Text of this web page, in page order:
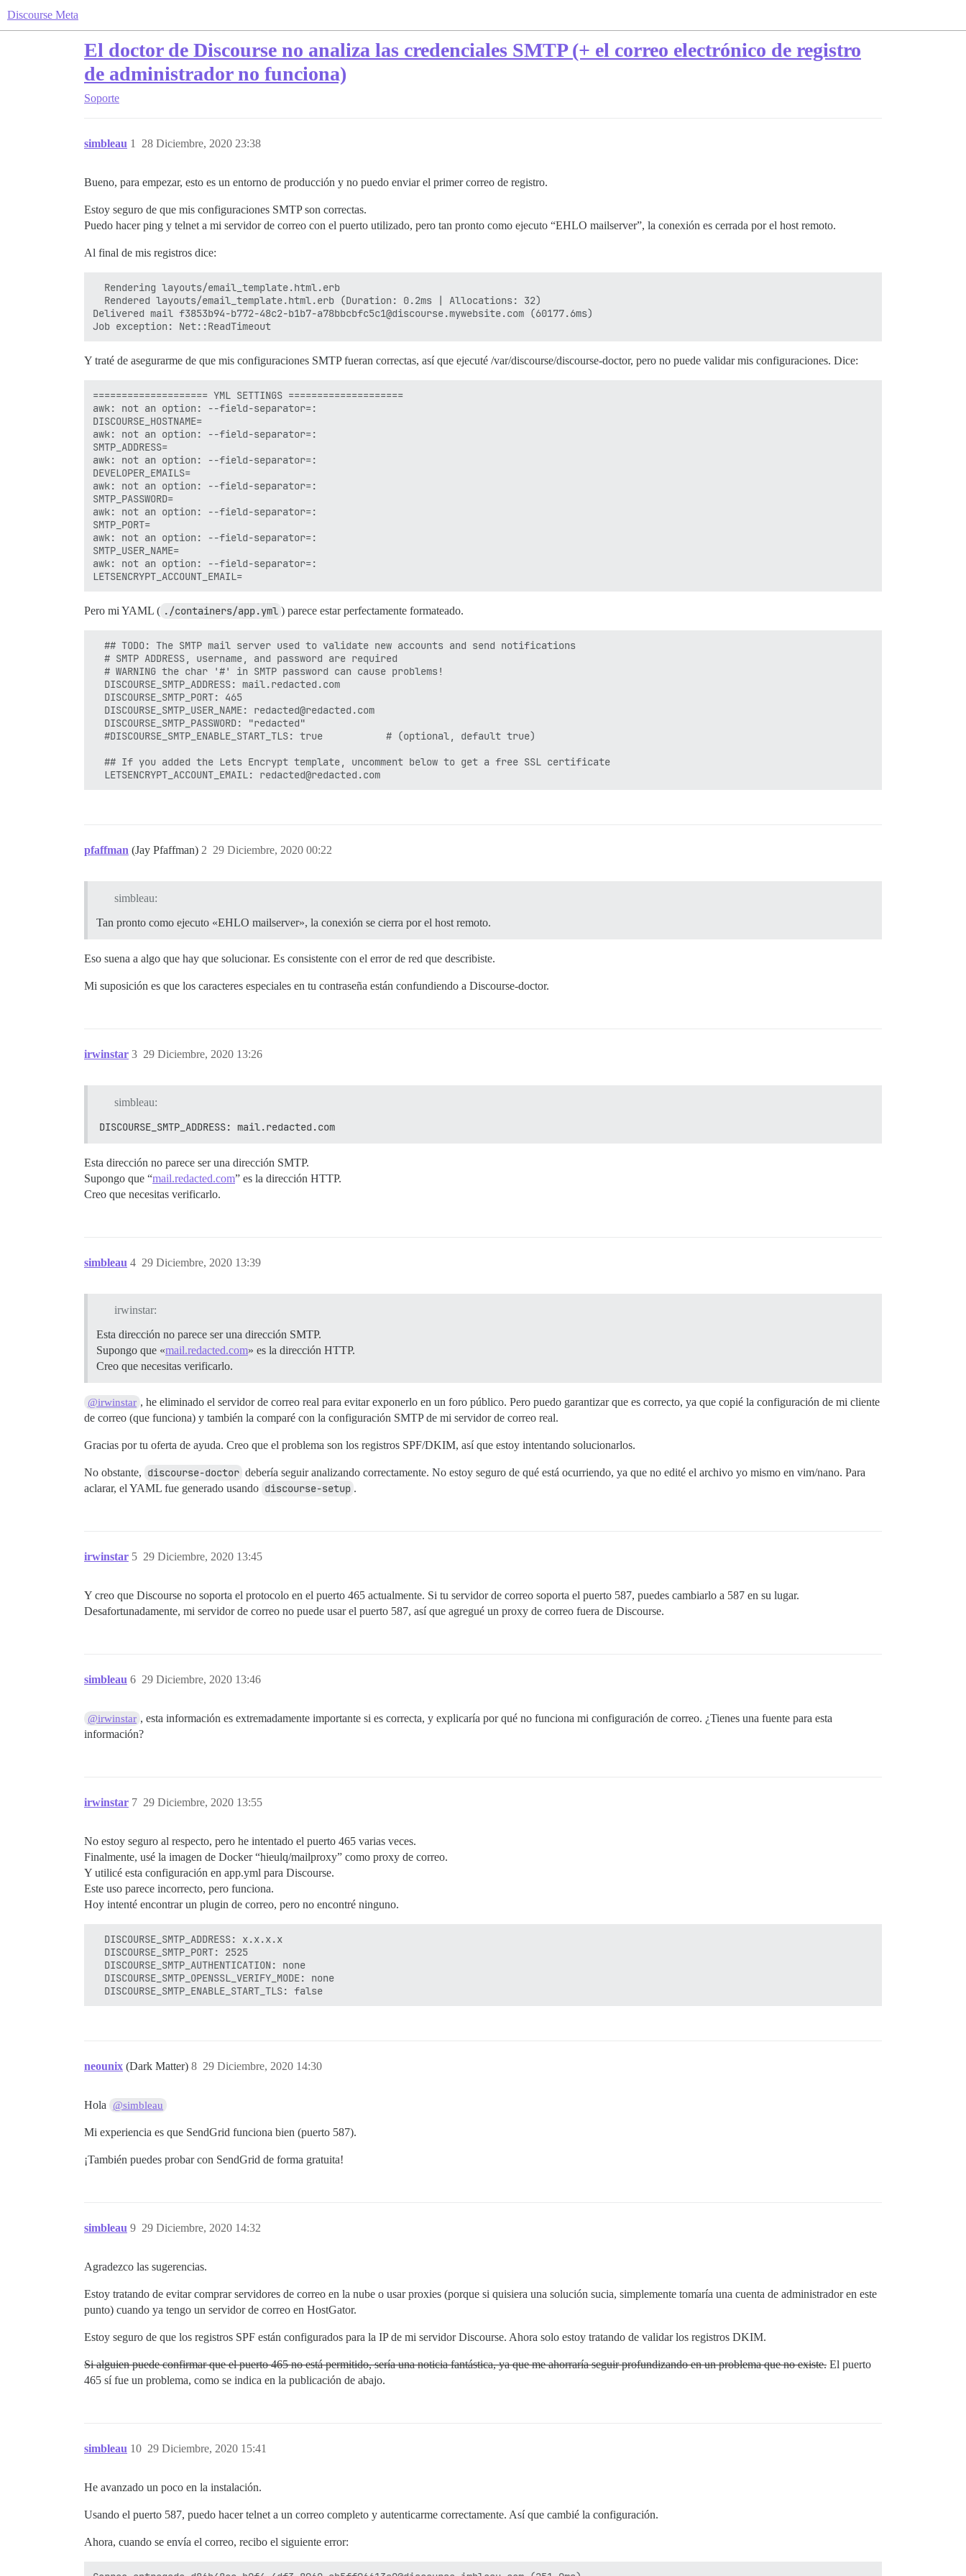
Discourse Meta
El doctor de Discourse no analiza las credenciales SMTP (+ el correo electrónico de registro
de administrador no funciona)
Soporte
simbleau 28 Diciembre, 2020 23:38
1
Bueno, para empezar, esto es un entorno de producción y no puedo enviar el primer correo de registro.
Estoy seguro de que mis configuraciones SMTP son correctas.
Puedo hacer ping y telnet a mi servidor de correo con el puerto utilizado, pero tan pronto como ejecuto “EHLO mailserver”, la conexión es cerrada por el host remoto.
Al final de mis registros dice:
  Rendering layouts/email_template.html.erb
  Rendered layouts/email_template.html.erb (Duration: 0.2ms | Allocations: 32)
Delivered mail f3853b94-b772-48c2-b1b7-a78bbcbfc5c1@discourse.mywebsite.com (60177.6ms)
Y traté de asegurarme de que mis configuraciones SMTP fueran correctas, así que ejecuté /var/discourse/discourse-doctor, pero no puede validar mis configuraciones. Dice:
==================== YML SETTINGS ====================
awk: not an option: --field-separator=:
DISCOURSE_HOSTNAME=
awk: not an option: --field-separator=:
SMTP_ADDRESS=
awk: not an option: --field-separator=:
DEVELOPER_EMAILS=
awk: not an option: --field-separator=:
SMTP_PASSWORD=
awk: not an option: --field-separator=:
SMTP_PORT=
awk: not an option: --field-separator=:
SMTP_USER_NAME=
awk: not an option: --field-separator=:
Pero mi YAML ( ./containers/app.yml ) parece estar perfectamente formateado.
  ## TODO: The SMTP mail server used to validate new accounts and send notifications
  # SMTP ADDRESS, username, and password are required
  # WARNING the char '#' in SMTP password can cause problems!
  DISCOURSE_SMTP_ADDRESS: mail.redacted.com
  DISCOURSE_SMTP_PORT: 465
  DISCOURSE_SMTP_USER_NAME: redacted@redacted.com
  DISCOURSE_SMTP_PASSWORD: "redacted"
  #DISCOURSE_SMTP_ENABLE_START_TLS: true           # (optional, default true)
  ## If you added the Lets Encrypt template, uncomment below to get a free SSL certificate
pfaffman (Jay Pfaffman) 29 Diciembre, 2020 00:22
2
simbleau:
Tan pronto como ejecuto «EHLO mailserver», la conexión se cierra por el host remoto.
Eso suena a algo que hay que solucionar. Es consistente con el error de red que describiste.
Mi suposición es que los caracteres especiales en tu contraseña están confundiendo a Discourse-doctor.
irwinstar 29 Diciembre, 2020 13:26
3
simbleau:
DISCOURSE_SMTP_ADDRESS: mail.redacted.com
Esta dirección no parece ser una dirección SMTP.
Supongo que “mail.redacted.com” es la dirección HTTP.
Creo que necesitas verificarlo.
simbleau 29 Diciembre, 2020 13:39
4
irwinstar:
Esta dirección no parece ser una dirección SMTP.
Supongo que «mail.redacted.com» es la dirección HTTP.
Creo que necesitas verificarlo.
@irwinstar , he eliminado el servidor de correo real para evitar exponerlo en un foro público. Pero puedo garantizar que es correcto, ya que copié la configuración de mi cliente
de correo (que funciona) y también la comparé con la configuración SMTP de mi servidor de correo real.
Gracias por tu oferta de ayuda. Creo que el problema son los registros SPF/DKIM, así que estoy intentando solucionarlos.
No obstante, discourse-doctor debería seguir analizando correctamente. No estoy seguro de qué está ocurriendo, ya que no edité el archivo yo mismo en vim/nano. Para
aclarar, el YAML fue generado usando discourse-setup .
irwinstar 29 Diciembre, 2020 13:45
5
Y creo que Discourse no soporta el protocolo en el puerto 465 actualmente. Si tu servidor de correo soporta el puerto 587, puedes cambiarlo a 587 en su lugar.
Desafortunadamente, mi servidor de correo no puede usar el puerto 587, así que agregué un proxy de correo fuera de Discourse.
simbleau 29 Diciembre, 2020 13:46
6
@irwinstar , esta información es extremadamente importante si es correcta, y explicaría por qué no funciona mi configuración de correo. ¿Tienes una fuente para esta
información?
irwinstar 29 Diciembre, 2020 13:55
7
No estoy seguro al respecto, pero he intentado el puerto 465 varias veces.
Finalmente, usé la imagen de Docker “hieulq/mailproxy” como proxy de correo.
Y utilicé esta configuración en app.yml para Discourse.
Este uso parece incorrecto, pero funciona.
Hoy intenté encontrar un plugin de correo, pero no encontré ninguno.
  DISCOURSE_SMTP_ADDRESS: x.x.x.x
  DISCOURSE_SMTP_PORT: 2525
  DISCOURSE_SMTP_AUTHENTICATION: none
  DISCOURSE_SMTP_OPENSSL_VERIFY_MODE: none
neounix (Dark Matter) 29 Diciembre, 2020 14:30
8
Hola @simbleau
Mi experiencia es que SendGrid funciona bien (puerto 587).
¡También puedes probar con SendGrid de forma gratuita!
simbleau 29 Diciembre, 2020 14:32
9
Agradezco las sugerencias.
Estoy tratando de evitar comprar servidores de correo en la nube o usar proxies (porque si quisiera una solución sucia, simplemente tomaría una cuenta de administrador en este
punto) cuando ya tengo un servidor de correo en HostGator.
Estoy seguro de que los registros SPF están configurados para la IP de mi servidor Discourse. Ahora solo estoy tratando de validar los registros DKIM.
Si alguien puede confirmar que el puerto 465 no está permitido, sería una noticia fantástica, ya que me ahorraría seguir profundizando en un problema que no existe. El puerto
465 sí fue un problema, como se indica en la publicación de abajo.
simbleau 29 Diciembre, 2020 15:41
10
He avanzado un poco en la instalación.
Usando el puerto 587, puedo hacer telnet a un correo completo y autenticarme correctamente. Así que cambié la configuración.
Ahora, cuando se envía el correo, recibo el siguiente error: